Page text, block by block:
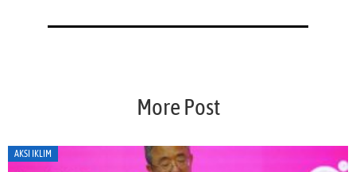
More Post
AKSI IKLIM